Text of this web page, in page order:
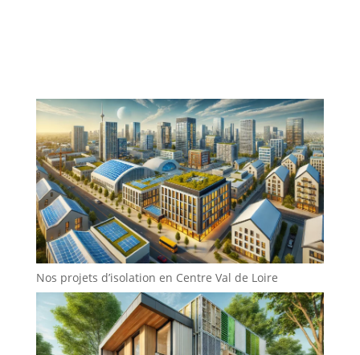
Nos projets d’isolation en Centre Val de Loire